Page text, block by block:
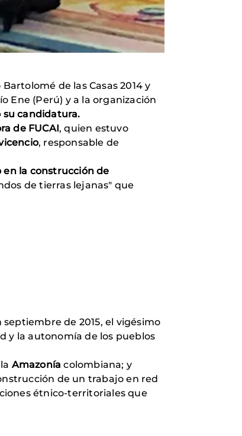
de las Casas 2014 y
Ene (Perú) y a la organización
su candidatura.
de FUCAI, quien estuvo
, responsable de
en la construcción de
de tierras lejanas" que
de 2015, el vigésimo
y la autonomía de los pueblos
Amazonía colombiana; y
de un trabajo en red
étnico-territoriales que